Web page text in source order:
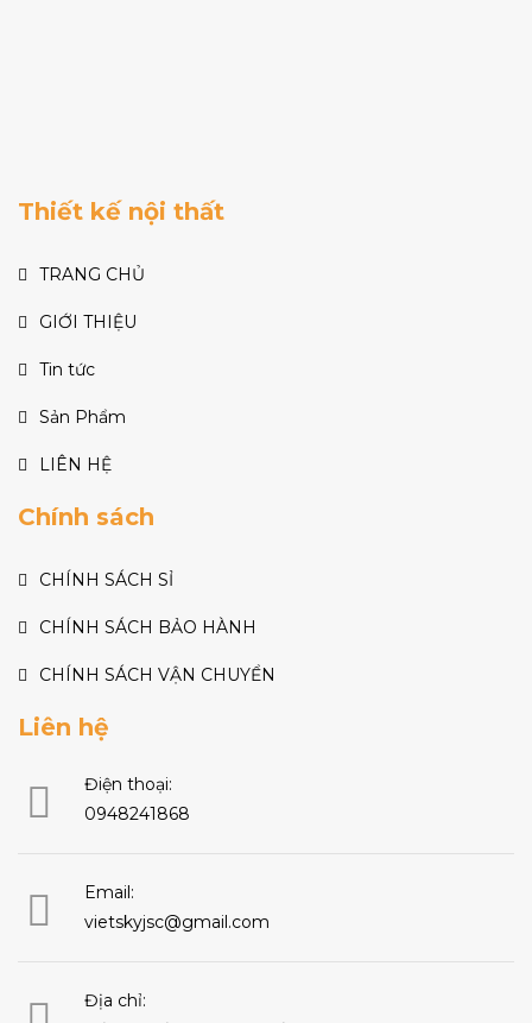
Thiết kế nội thất
TRANG CHỦ
GIỚI THIỆU
Tin tức
Sản Phẩm
LIÊN HỆ
Chính sách
CHÍNH SÁCH SỈ
CHÍNH SÁCH BẢO HÀNH
CHÍNH SÁCH VẬN CHUYỂN
Liên hệ
Điện thoại:
0948241868
Email:
vietskyjsc@gmail.com
Địa chỉ: